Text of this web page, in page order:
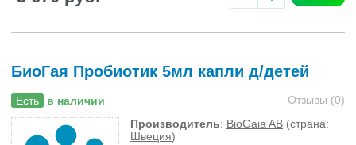
БиоГая Пробиотик 5мл капли д/детей
Есть в наличии Отзывы (0)
Производитель: BioGaia AB (страна:
Швеция)